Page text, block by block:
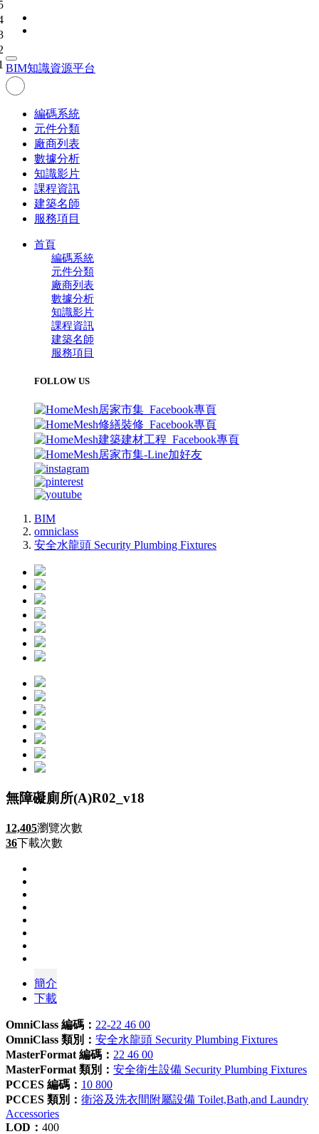
BIM知識資源平台
編碼系統
元件分類
廠商列表
數據分析
知識影片
課程資訊
建築名師
服務項目
首頁
編碼系統
元件分類
廠商列表
數據分析
知識影片
課程資訊
建築名師
服務項目
FOLLOW US
BIM
omniclass
安全水龍頭 Security Plumbing Fixtures
無障礙廁所(A)R02_v18
12,405瀏覽次數
36下載次數
簡介
下載
OmniClass 編碼： 22-22 46 00
OmniClass 類別： 安全水龍頭 Security Plumbing Fixtures
MasterFormat 編碼： 22 46 00
MasterFormat 類別： 安全衛生設備 Security Plumbing Fixtures
PCCES 編碼： 10 800
PCCES 類別： 衛浴及洗衣間附屬設備 Toilet,Bath,and Laundry
Accessories
LOD： 400